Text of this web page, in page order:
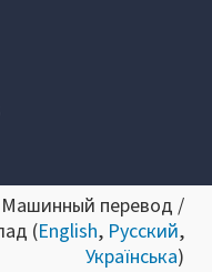
Машинный перевод /
(English, Русский,
Українська)